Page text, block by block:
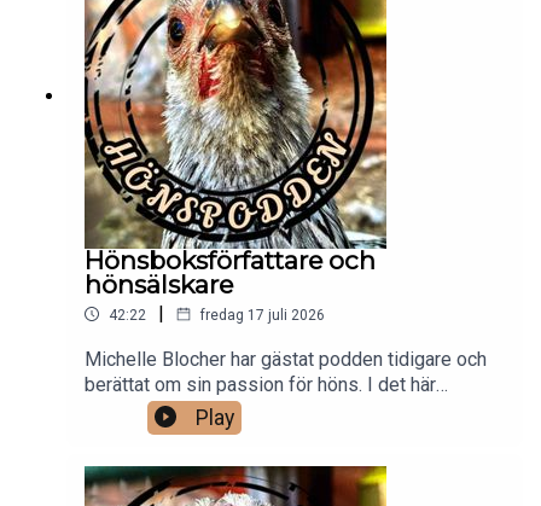
Hönsboksförfattare och
hönsälskare
42:22 | fredag 17 juli 2026
Michelle Blocher har gästat podden tidigare och
berättat om sin passion för höns. I det här
avsnittet får vi höra om hur arbetet med hennes
bok gått och vi har slutresultatet i vår hand.
att skriva en bok när man har dyslexi, vi får höra
Play